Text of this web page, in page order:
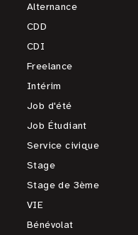
Alternance
CDD
CDI
Freelance
Intérim
Job d'été
Job Étudiant
Service civique
Stage
Stage de 3ème
VIE
Bénévolat